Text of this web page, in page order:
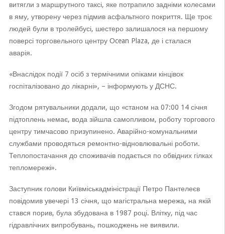
витягли з маршрутного таксі, яке потрапило задніми колесами
в яму, утворену через підмив асфальтного покриття. Ще троє
людей були в тролейбусі, шестеро залишалося на першому
поверсі торговельного центру Оcean Plaza, де і сталася
аварія.
«Внаслідок події 7 осіб з термічними опіками кінцівок
госпіталізовано до лікарні», – інформують у ДСНС.
Згодом рятувальники додали, що «станом на 07:00 14 січня
підтоплень немає, вода зійшла самопливом, роботу торгового
центру тимчасово призупинено. Аварійно-комунальними
службами проводяться ремонтно-відновлювальні роботи.
Теплопостачання до споживачів подається по обвідних гілках
тепломережі».
Заступник голови Київміськадміністрації Петро Пантелеєв
повідомив увечері 13 січня, що магістральна мережа, на якій
стався порив, була збудована в 1987 році. Влітку, під час
гідравлічних випробувань, пошкоджень не виявили.